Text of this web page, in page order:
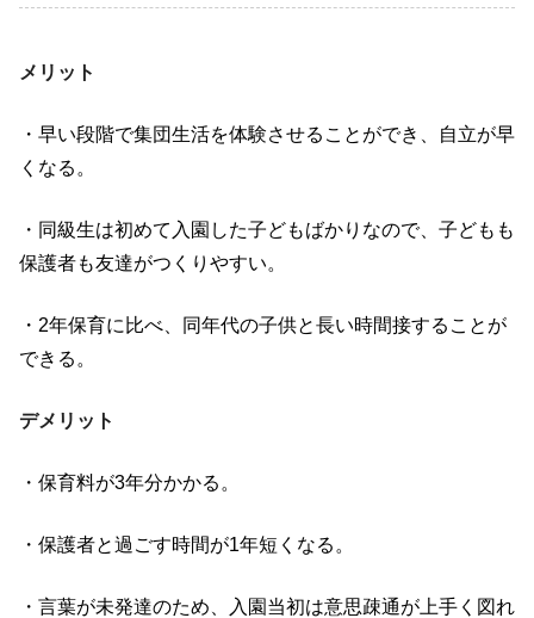
メリット
・早い段階で集団生活を体験させることができ、自立が早
くなる。
・同級生は初めて入園した子どもばかりなので、子どもも
保護者も友達がつくりやすい。
・2年保育に比べ、同年代の子供と長い時間接することが
できる。
デメリット
・保育料が3年分かかる。
・保護者と過ごす時間が1年短くなる。
・言葉が未発達のため、入園当初は意思疎通が上手く図れ